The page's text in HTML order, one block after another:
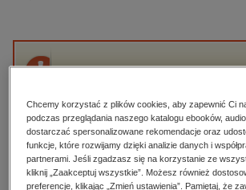
biznesowe, branżowe,
darmowe wydania
edukacja
hobby, sport, rozrywka
komputery, internet, technologie,
High-contrast mode
Polecane
Chcemy korzystać z plików cookies, aby zapewnić Ci
podczas przeglądania naszego katalogu ebooków,
dostarczać spersonalizowane rekomendacje oraz
funkcje, które rozwijamy dzięki analizie danych i
partnerami. Jeśli zgadzasz się na korzystanie ze
kliknij „Zaakceptuj wszystkie”. Możesz również
preferencje, klikając „Zmień ustawienia”. Pamiętaj, że